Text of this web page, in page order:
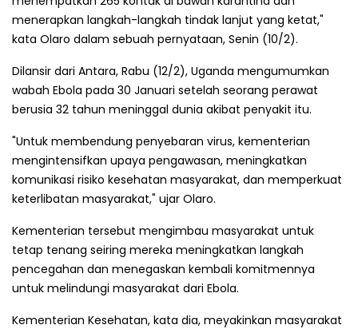
menerapkan langkah-langkah tindak lanjut yang ketat,"
kata Olaro dalam sebuah pernyataan, Senin (10/2).
Dilansir dari Antara, Rabu (12/2), Uganda mengumumkan
wabah Ebola pada 30 Januari setelah seorang perawat
berusia 32 tahun meninggal dunia akibat penyakit itu.
"Untuk membendung penyebaran virus, kementerian
mengintensifkan upaya pengawasan, meningkatkan
komunikasi risiko kesehatan masyarakat, dan memperkuat
keterlibatan masyarakat," ujar Olaro.
Kementerian tersebut mengimbau masyarakat untuk
tetap tenang seiring mereka meningkatkan langkah
pencegahan dan menegaskan kembali komitmennya
untuk melindungi masyarakat dari Ebola.
Kementerian Kesehatan, kata dia, meyakinkan masyarakat